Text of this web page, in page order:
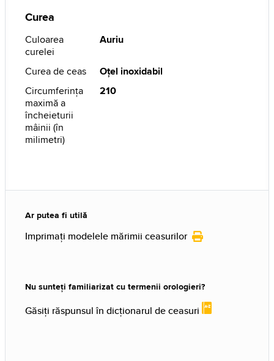
Curea
Culoarea
curelei
Auriu
Curea de ceas
Oţel inoxidabil
Circumferința
maximă a
încheieturii
mâinii (în
milimetri)
210
Ar putea fi utilă
Imprimați modelele mărimii ceasurilor
Nu sunteți familiarizat cu termenii orologieri?
Găsiți răspunsul în dicționarul de ceasuri